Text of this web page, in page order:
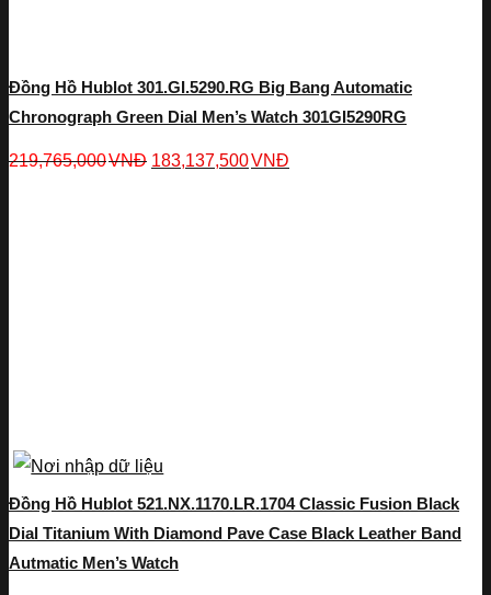
Đồng Hồ Hublot 301.GI.5290.RG Big Bang Automatic
Chronograph Green Dial Men’s Watch 301GI5290RG
219,765,000VNĐ 183,137,500VNĐ
Đồng Hồ Hublot 521.NX.1170.LR.1704 Classic Fusion Black
Dial Titanium With Diamond Pave Case Black Leather Band
Autmatic Men’s Watch